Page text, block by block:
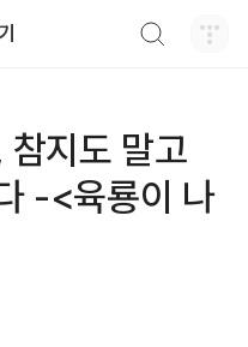
지도 말고
-<육룡이 나